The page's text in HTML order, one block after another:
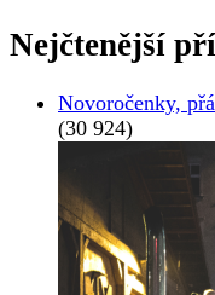
Nejčtenější
Novoročenky,
(30 924)